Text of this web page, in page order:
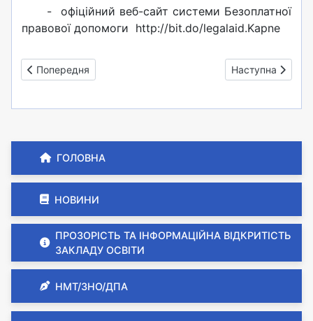
ГОЛОВНА
НОВИНИ
ПРОЗОРІСТЬ ТА ІНФОРМАЦІЙНА ВІДКРИТІСТЬ
ЗАКЛАДУ ОСВІТИ
НМТ/ЗНО/ДПА
- офіційний веб-сайт системи Безоплатної
правової допомоги http://bit.do/legalaid.Kapne
Попередня стаття: Рекомендації педагогічним
Попередня Наступна
Наступна